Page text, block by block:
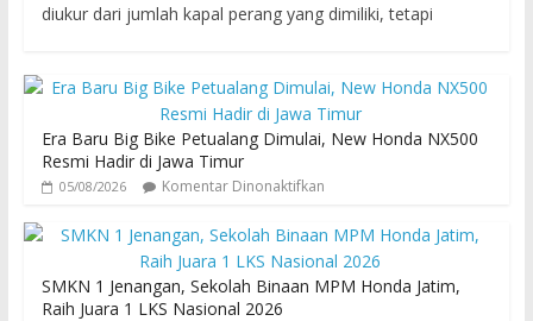
diukur dari jumlah kapal perang yang dimiliki, tetapi
Era Baru Big Bike Petualang Dimulai, New Honda NX500
Resmi Hadir di Jawa Timur
05/08/2026 Komentar Dinonaktifkan
SMKN 1 Jenangan, Sekolah Binaan MPM Honda Jatim,
Raih Juara 1 LKS Nasional 2026